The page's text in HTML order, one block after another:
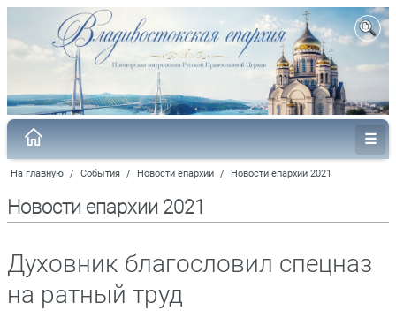
На главную / События / Новости епархии / Новости епархии 2021
Новости епархии 2021
Духовник благословил спецназ
на ратный труд